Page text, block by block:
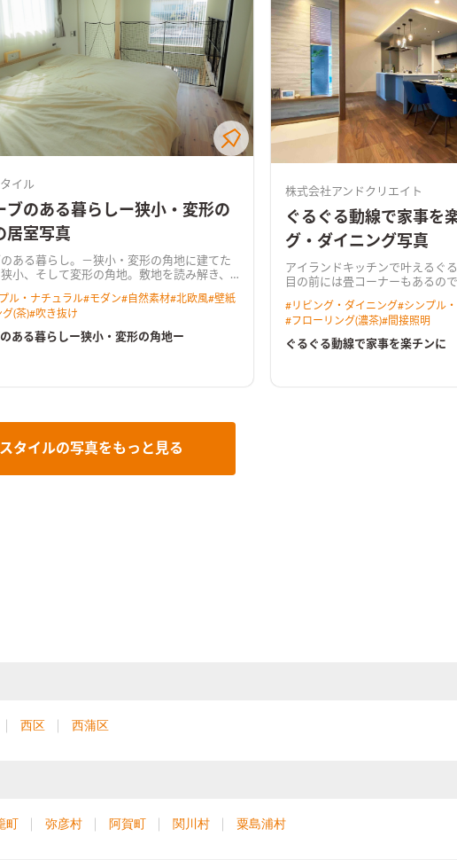
イル
ブのある暮らしー狭小・変形の
居室写真
ある暮らし。－狭小・変形の角地に建てた
小、そして変形の角地。敷地を読み解き、
ングに併設した吹き抜けの土間スペース。薪
気に入りの椅子を一脚。吹き抜けから２階
い薪ストーブの温かさが、家を包み込む。
ル・ナチュラル#モダン#自然素材#北欧風#壁紙
(茶)#吹き抜け
ある暮らしー狭小・変形の角地ー
株式会社アンドクリエイト
ぐるぐる動線で家事を
グ・ダイニング写真
アイランドキッチンで叶えるぐ
目の前には畳コーナーもあるの
#リビング・ダイニング#シンプル
#フローリング(濃茶)#間接照明
ぐるぐる動線で家事を楽チンに
スタイルの写真をもっと見る
西区 西蒲区
町 弥彦村 阿賀町 関川村 粟島浦村